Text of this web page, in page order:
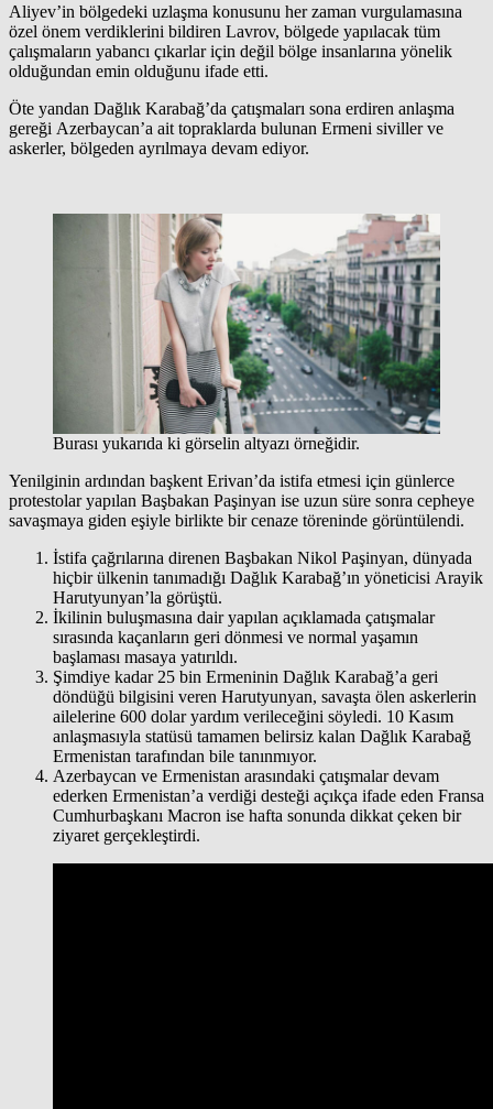
Aliyev’in bölgedeki uzlaşma konusunu her zaman vurgulamasına
özel önem verdiklerini bildiren Lavrov, bölgede yapılacak tüm
çalışmaların yabancı çıkarlar için değil bölge insanlarına yönelik
olduğundan emin olduğunu ifade etti.
Öte yandan Dağlık Karabağ’da çatışmaları sona erdiren anlaşma
gereği Azerbaycan’a ait topraklarda bulunan Ermeni siviller ve
askerler, bölgeden ayrılmaya devam ediyor.
Burası yukarıda ki görselin altyazı örneğidir.
Yenilginin ardından başkent Erivan’da istifa etmesi için günlerce
protestolar yapılan Başbakan Paşinyan ise uzun süre sonra cepheye
savaşmaya giden eşiyle birlikte bir cenaze töreninde görüntülendi.
İstifa çağrılarına direnen Başbakan Nikol Paşinyan, dünyada
hiçbir ülkenin tanımadığı Dağlık Karabağ’ın yöneticisi Arayik
Harutyunyan’la görüştü.
İkilinin buluşmasına dair yapılan açıklamada çatışmalar
sırasında kaçanların geri dönmesi ve normal yaşamın
başlaması masaya yatırıldı.
Şimdiye kadar 25 bin Ermeninin Dağlık Karabağ’a geri
döndüğü bilgisini veren Harutyunyan, savaşta ölen askerlerin
ailelerine 600 dolar yardım verileceğini söyledi. 10 Kasım
anlaşmasıyla statüsü tamamen belirsiz kalan Dağlık Karabağ
Ermenistan tarafından bile tanınmıyor.
Azerbaycan ve Ermenistan arasındaki çatışmalar devam
ederken Ermenistan’a verdiği desteği açıkça ifade eden Fransa
Cumhurbaşkanı Macron ise hafta sonunda dikkat çeken bir
ziyaret gerçekleştirdi.